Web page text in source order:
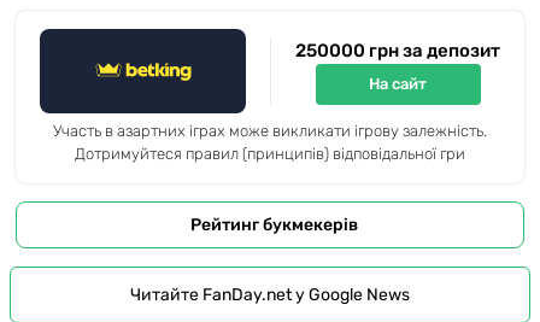
250000 грн за депозит
На сайт
Участь в азартних іграх може викликати ігрову залежність.
Дотримуйтеся правил (принципів) відповідальної гри
Рейтинг букмекерів
Читайте FanDay.net у Google News